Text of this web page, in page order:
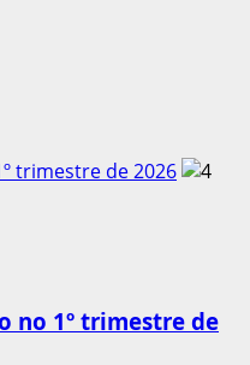
trimestre de 2026
no 1º trimestre de